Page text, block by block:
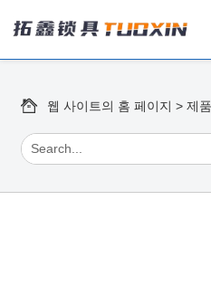
웹 사이트의 홈 페이지 >제